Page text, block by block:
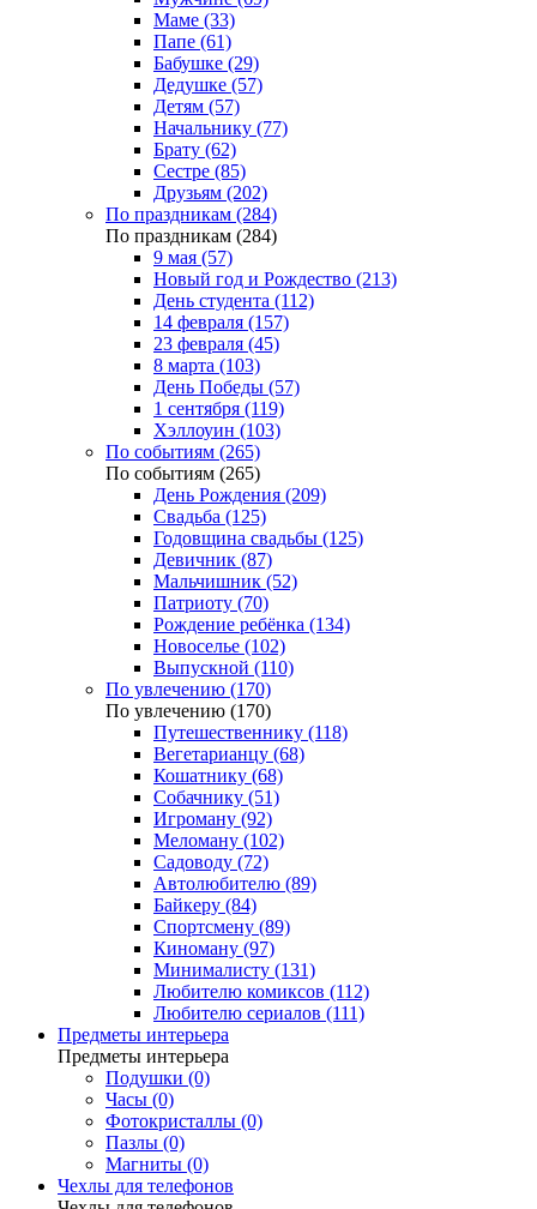
Маме (33)
Папе (61)
Бабушке (29)
Дедушке (57)
Детям (57)
Начальнику (77)
Брату (62)
Сестре (85)
Друзьям (202)
По праздникам (284)
По праздникам (284)
9 мая (57)
Новый год и Рождество (213)
День студента (112)
14 февраля (157)
23 февраля (45)
8 марта (103)
День Победы (57)
1 сентября (119)
Хэллоуин (103)
По событиям (265)
По событиям (265)
День Рождения (209)
Свадьба (125)
Годовщина свадьбы (125)
Девичник (87)
Мальчишник (52)
Патриоту (70)
Рождение ребёнка (134)
Новоселье (102)
Выпускной (110)
По увлечению (170)
По увлечению (170)
Путешественнику (118)
Вегетарианцу (68)
Кошатнику (68)
Собачнику (51)
Игроману (92)
Меломану (102)
Садоводу (72)
Автолюбителю (89)
Байкеру (84)
Спортсмену (89)
Киноману (97)
Минималисту (131)
Любителю комиксов (112)
Любителю сериалов (111)
Предметы интерьера
Предметы интерьера
Подушки (0)
Часы (0)
Фотокристаллы (0)
Пазлы (0)
Магниты (0)
Чехлы для телефонов